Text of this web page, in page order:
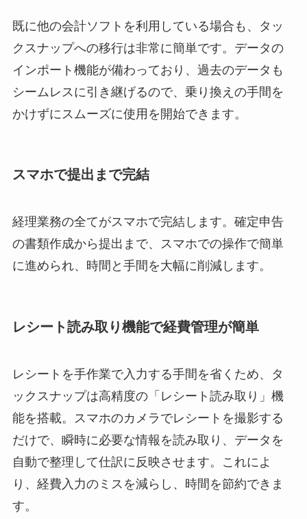
既に他の会計ソフトを利用している場合も、タッ
クスナップへの移行は非常に簡単です。データの
インポート機能が備わっており、過去のデータも
シームレスに引き継げるので、乗り換えの手間を
かけずにスムーズに使用を開始できます。
スマホで提出まで完結
経理業務の全てがスマホで完結します。確定申告
の書類作成から提出まで、スマホでの操作で簡単
に進められ、時間と手間を大幅に削減します。
レシート読み取り機能で経費管理が簡単
レシートを手作業で入力する手間を省くため、タ
ックスナップは高精度の「レシート読み取り」機
能を搭載。スマホのカメラでレシートを撮影する
だけで、瞬時に必要な情報を読み取り、データを
自動で整理して仕訳に反映させます。これによ
り、経費入力のミスを減らし、時間を節約できま
す。